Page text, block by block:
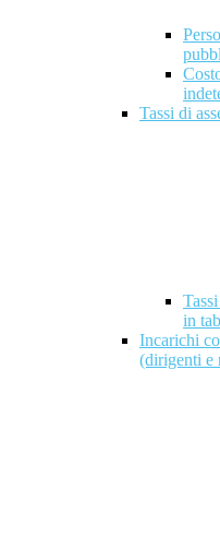
Tassi di
in
Incarichi
(dirigenti e